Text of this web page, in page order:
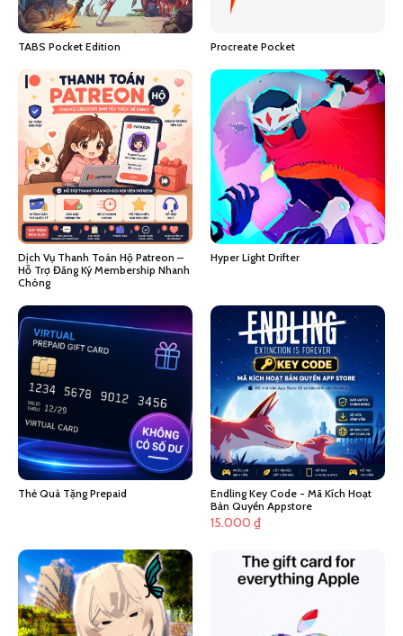
TABS Pocket Edition Procreate Pocket
Dịch Vụ Thanh Toán Hộ Patreon –
Hỗ Trợ Đăng Ký Membership Nhanh
Chóng
Hyper Light Drifter
Thẻ Quà Tặng Prepaid
Endling Key Code - Mã Kích Hoạt
Bản Quyền Appstore
15.000 ₫